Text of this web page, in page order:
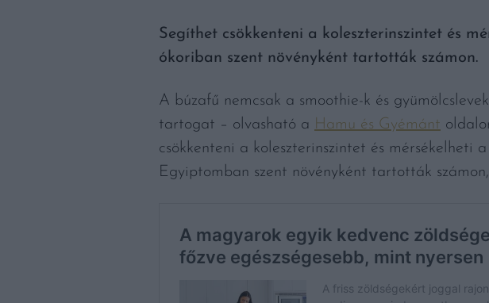
Segíthet csökkenteni a koleszterinszintet és
ókoriban szent növényként tartották számon.
A búzafű nemcsak a smoothie-k és
tartogat – olvasható a Hamu és Gyémánt
csökkenteni a koleszterinszintet és mérsékelheti
Egyiptomban szent növényként tartották